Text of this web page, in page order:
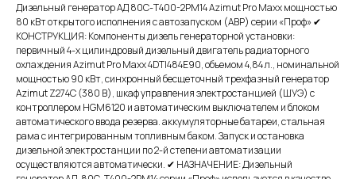
Дизельный генератор АД 80С-Т400-2РМ14 Azimut Pro Maxx мощностью
80 кВт открытого исполнения с автозапуском (АВР) серии «Проф» ✔
КОНСТРУКЦИЯ: Компоненты дизель генераторной установки:
первичный 4-х цилиндровый дизельный двигатель радиаторного
охлаждения Azimut Pro Maxx 4DTI484E90, объемом 4,84 л., номинальной
мощностью 90 кВт, синхронный бесщеточный трехфазный генератор
Azimut Z274C (380 В), шкаф управления электростанцией (ШУЭ) с
контроллером HGM6120 и автоматическим выключателем и блоком
автоматического ввода резерва. аккумуляторные батареи, стальная
рама с интегрированным топливным баком. Запуск и остановка
дизельной электростанции по 2-й степени автоматизации
осуществляются автоматически. ✔ НАЗНАЧЕНИЕ: Дизельный